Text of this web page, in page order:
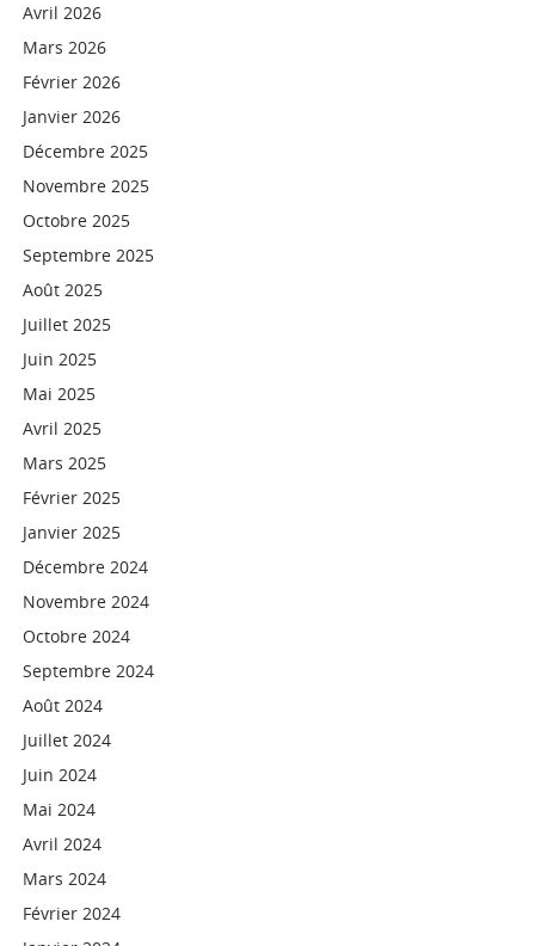
Avril 2026
Mars 2026
Février 2026
Janvier 2026
Décembre 2025
Novembre 2025
Octobre 2025
Septembre 2025
Août 2025
Juillet 2025
Juin 2025
Mai 2025
Avril 2025
Mars 2025
Février 2025
Janvier 2025
Décembre 2024
Novembre 2024
Octobre 2024
Septembre 2024
Août 2024
Juillet 2024
Juin 2024
Mai 2024
Avril 2024
Mars 2024
Février 2024